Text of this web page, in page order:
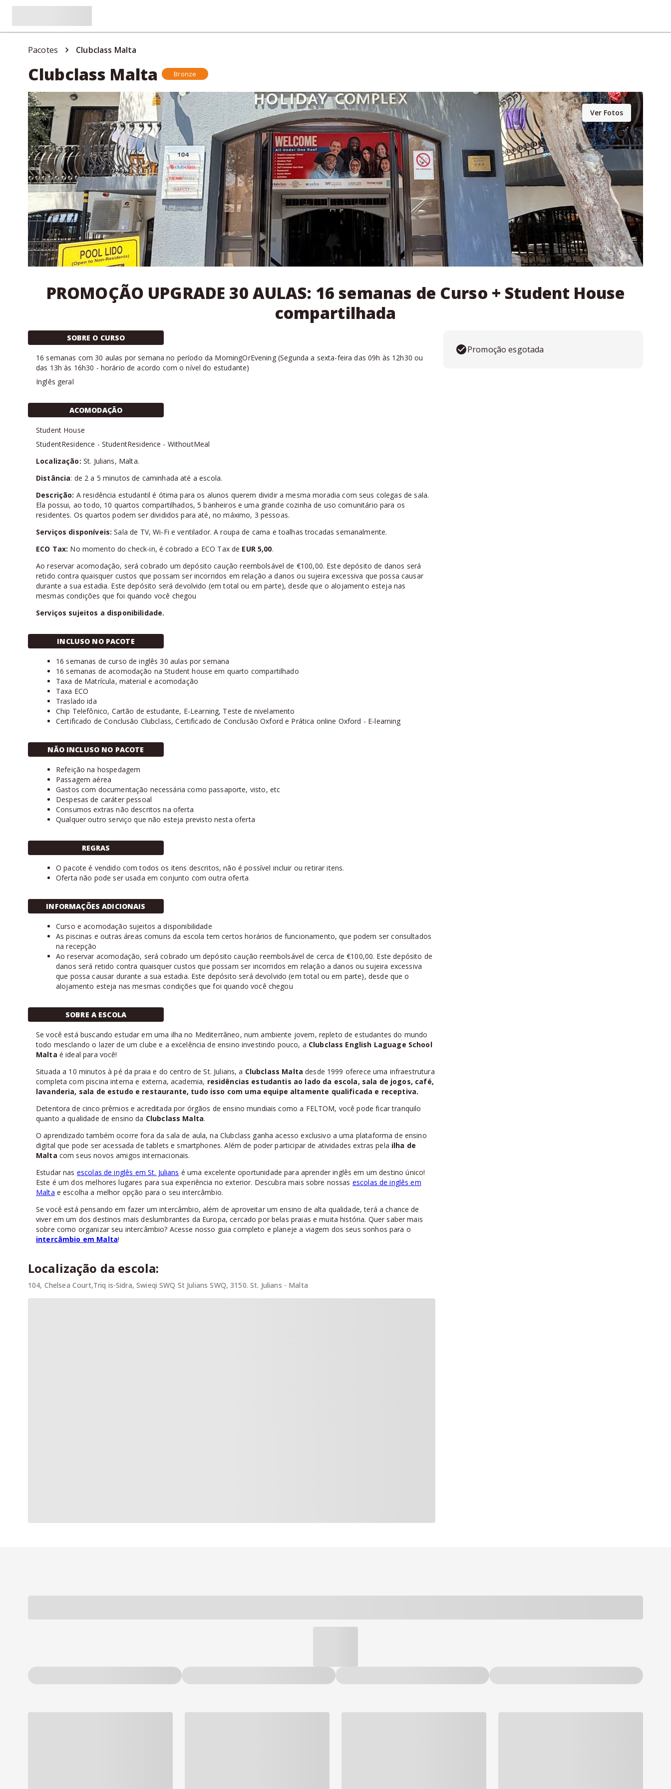
Pacotes Clubclass Malta
Clubclass Malta Bronze
Ver Fotos
PROMOÇÃO UPGRADE 30 AULAS: 16 semanas de Curso + Student House
compartilhada
SOBRE O CURSO
16 semanas com 30 aulas por semana no período da MorningOrEvening(Segunda a sexta-feira das 09h às 12h30 ou
das 13h às 16h30 - horário de acordo com o nível do estudante)
Inglês geral
ACOMODAÇÃO
Student House
StudentResidence - StudentResidence - WithoutMeal
Localização: St. Julians, Malta.
Distância: de 2 a 5 minutos de caminhada até a escola.
Descrição: A residência estudantil é ótima para os alunos querem dividir a mesma moradia com seus colegas de sala.
Ela possui, ao todo, 10 quartos compartilhados, 5 banheiros e uma grande cozinha de uso comunitário para os
residentes. Os quartos podem ser divididos para até, no máximo, 3 pessoas.
Serviços disponíveis: Sala de TV, Wi-Fi e ventilador. A roupa de cama e toalhas trocadas semanalmente.
ECO Tax: No momento do check-in, é cobrado a ECO Tax de EUR 5,00.
Ao reservar acomodação, será cobrado um depósito caução reembolsável de €100,00. Este depósito de danos será
retido contra quaisquer custos que possam ser incorridos em relação a danos ou sujeira excessiva que possa causar
durante a sua estadia. Este depósito será devolvido (em total ou em parte), desde que o alojamento esteja nas
mesmas condições que foi quando você chegou
Serviços sujeitos a disponibilidade.
INCLUSO NO PACOTE
16 semanas de curso de inglês 30 aulas por semana
16 semanas de acomodação na Student house em quarto compartilhado
Taxa de Matrícula, material e acomodação
Taxa ECO
Traslado ida
Chip Telefônico, Cartão de estudante, E-Learning, Teste de nivelamento
Certificado de Conclusão Clubclass, Certificado de Conclusão Oxford e Prática online Oxford - E-learning
NÃO INCLUSO NO PACOTE
Refeição na hospedagem
Passagem aérea
Gastos com documentação necessária como passaporte, visto, etc
Despesas de caráter pessoal
Consumos extras não descritos na oferta
Qualquer outro serviço que não esteja previsto nesta oferta
REGRAS
O pacote é vendido com todos os itens descritos, não é possível incluir ou retirar itens.
Oferta não pode ser usada em conjunto com outra oferta
INFORMAÇÕES ADICIONAIS
Curso e acomodação sujeitos a disponibilidade
As piscinas e outras áreas comuns da escola tem certos horários de funcionamento, que podem ser consultados
na recepção
Ao reservar acomodação, será cobrado um depósito caução reembolsável de cerca de €100,00. Este depósito de
danos será retido contra quaisquer custos que possam ser incorridos em relação a danos ou sujeira excessiva
que possa causar durante a sua estadia. Este depósito será devolvido (em total ou em parte), desde que o
alojamento esteja nas mesmas condições que foi quando você chegou
SOBRE A ESCOLA
Se você está buscando estudar em uma ilha no Mediterrâneo, num ambiente jovem, repleto de estudantes do mundo
todo mesclando o lazer de um clube e a excelência de ensino investindo pouco, a Clubclass English Laguage School
Malta é ideal para você!
Situada a 10 minutos à pé da praia e do centro de St. Julians, a Clubclass Malta desde 1999 oferece uma infraestrutura
completa com piscina interna e externa, academia, residências estudantis ao lado da escola, sala de jogos, café,
lavanderia, sala de estudo e restaurante, tudo isso com uma equipe altamente qualificada e receptiva.
Detentora de cinco prêmios e acreditada por órgãos de ensino mundiais como a FELTOM, você pode ficar tranquilo
quanto a qualidade de ensino da Clubclass Malta.
O aprendizado também ocorre fora da sala de aula, na Clubclass ganha acesso exclusivo a uma plataforma de ensino
digital que pode ser acessada de tablets e smartphones. Além de poder participar de atividades extras pela ilha de
Malta com seus novos amigos internacionais.
Estudar nas escolas de inglês em St. Julians é uma excelente oportunidade para aprender inglês em um destino único!
Este é um dos melhores lugares para sua experiência no exterior. Descubra mais sobre nossas escolas de inglês em
Malta e escolha a melhor opção para o seu intercâmbio.
Se você está pensando em fazer um intercâmbio, além de aproveitar um ensino de alta qualidade, terá a chance de
viver em um dos destinos mais deslumbrantes da Europa, cercado por belas praias e muita história. Quer saber mais
sobre como organizar seu intercâmbio? Acesse nosso guia completo e planeje a viagem dos seus sonhos para o
intercâmbio em Malta!
Localização da escola:
104, Chelsea Court,Triq is-Sidra, Swieqi SWQ St Julians SWQ, 3150. St. Julians - Malta
Promoção esgotada